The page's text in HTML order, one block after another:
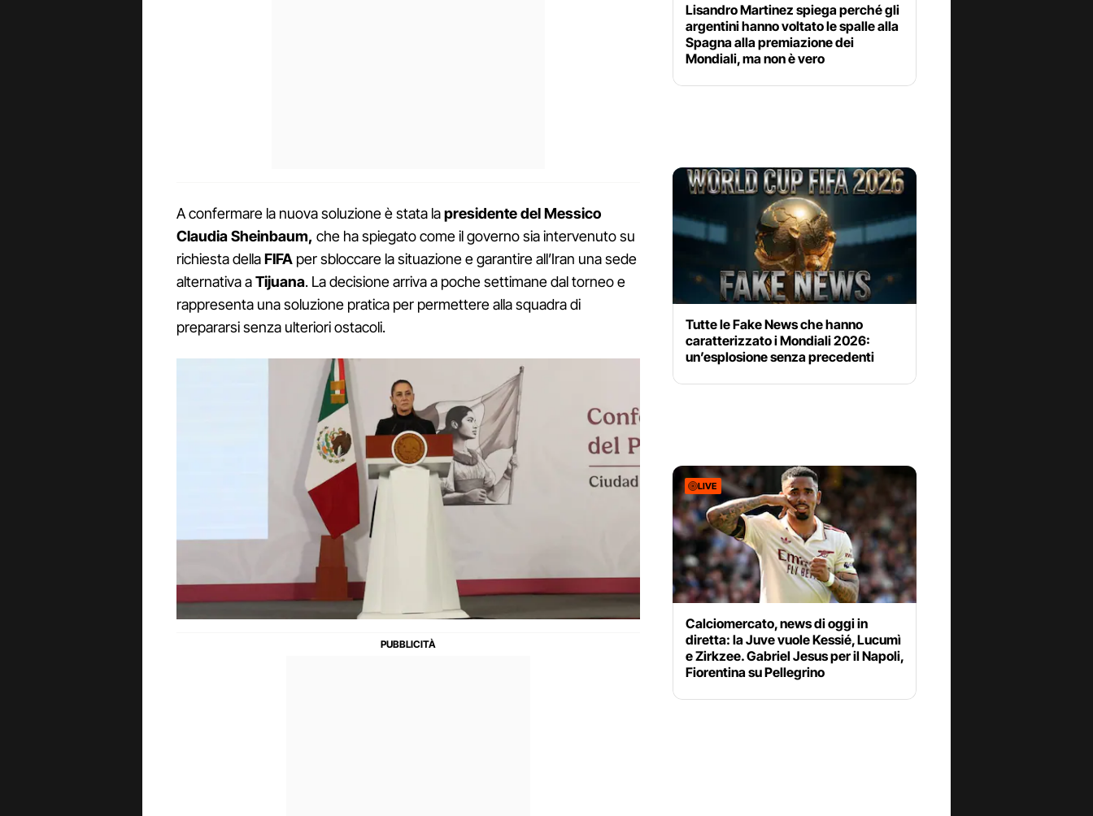
A confermare la nuova soluzione è stata lapresidente del Messico
Claudia Sheinbaum, che ha spiegato come il governo sia intervenuto su
richiesta dellaFIFA per sbloccare la situazione e garantire all’Iran una sede
alternativa aTijuana. La decisione arriva a poche settimane dal torneo e
rappresenta una soluzione pratica per permettere alla squadra di
prepararsi senza ulteriori ostacoli.
Lisandro Martinez spiega perché gli
argentini hanno voltato le spalle alla
Spagna alla premiazione dei
Mondiali, ma non è vero
Tutte le Fake News che hanno
caratterizzato i Mondiali 2026:
un’esplosione senza precedenti
LIVE
Calciomercato, news di oggi in
diretta: la Juve vuole Kessié, Lucumì
e Zirkzee. Gabriel Jesus per il Napoli,
Fiorentina su Pellegrino